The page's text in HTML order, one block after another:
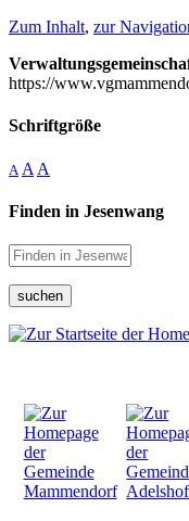
Zum Inhalt, zur
https://
Schriftgröße
A A A
Finden in Jesenwang
suchen